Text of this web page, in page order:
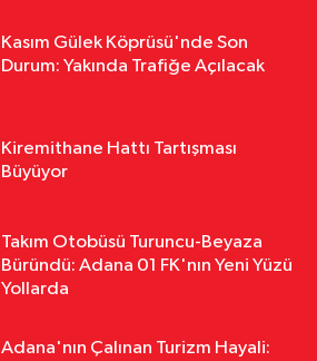
18:11 Çalıntı Araçla 10 Kilometre
18:10Kar Maskeleriyle Araç Soyan
Siyaset
17:02MHP Adana İl Başkanı Hakan
Kasım Gülek Köprüsü'nde Son
Durum: Yakında Trafiğe Açılacak
Kiremithane Hattı Tartışması
Büyüyor
Takım Otobüsü Turuncu-Beyaza
Büründü: Adana 01 FK'nın Yeni Yüzü
Yollarda
Adana'nın Çalınan Turizm Hayali: